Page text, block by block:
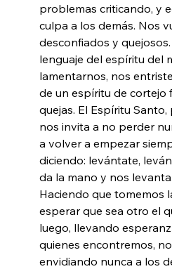
problemas criticando, y
culpa a los demás. Nos
desconfiados y
lenguaje del espíritu del
lamentarnos, nos
de un espíritu de cortejo
quejas. El Espíritu
nos invita a no perder
a volver a empezar
diciendo: levántate,
da la mano y nos
Haciendo que tomemos
esperar que sea otro el
luego, llevando
quienes encontremos,
envidiando nunca a los